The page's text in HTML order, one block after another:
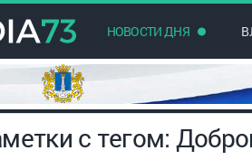
НОВОСТИ ДНЯ
с тегом: